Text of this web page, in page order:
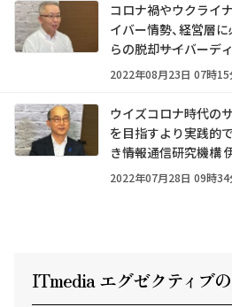
コロナ禍やウクライ
イバー情勢、経営層
らの脱却――サイバー
氏
2022年08月23日 07時15
ウイズコロナ時代の
を目指すより実践的
き――情報通信研究機構
2022年07月28日 09時34
ITmedia エグゼクティ ブ